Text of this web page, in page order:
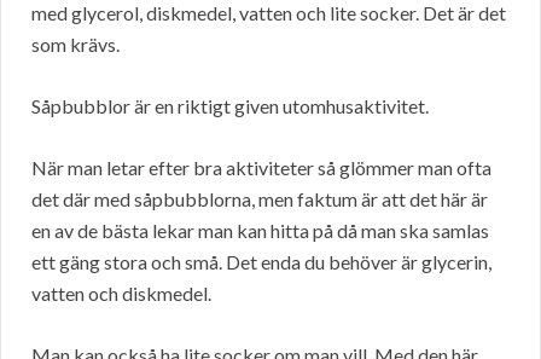
med glycerol, diskmedel, vatten och lite socker. Det är det
som krävs.
Såpbubblor är en riktigt given utomhusaktivitet.
När man letar efter bra aktiviteter så glömmer man ofta
det där med såpbubblorna, men faktum är att det här är
en av de bästa lekar man kan hitta på då man ska samlas
ett gäng stora och små. Det enda du behöver är glycerin,
vatten och diskmedel.